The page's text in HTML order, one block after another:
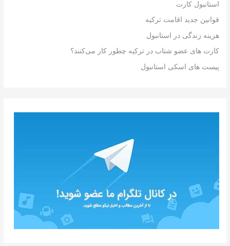
استانبول کارت
قوانین جدید اقامت ترکیه
هزینه زندگی در استانبول
کارت های عضو شتاب در ترکیه چطور کار می‌کنند؟
پیست های اسکی استانبول